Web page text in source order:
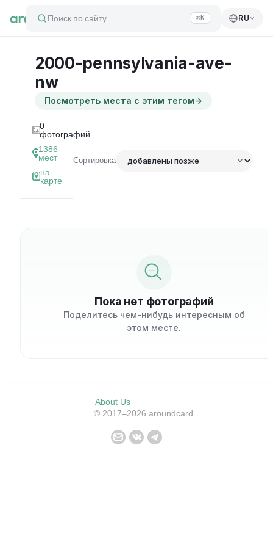
Поиск по сайту ⌘K RU
2000-pennsylvania-ave-
nw
Посмотреть места с этим тегом→
0
фотографий
1386
мест
на
карте
Сортировка
Пока нет фотографий
Поделитесь чем-нибудь интересным об
этом месте.
About Us
© 2017–2026 aroundcard